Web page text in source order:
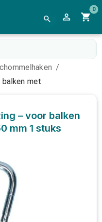
0
/
balken met
– voor balken
mm1 stuks